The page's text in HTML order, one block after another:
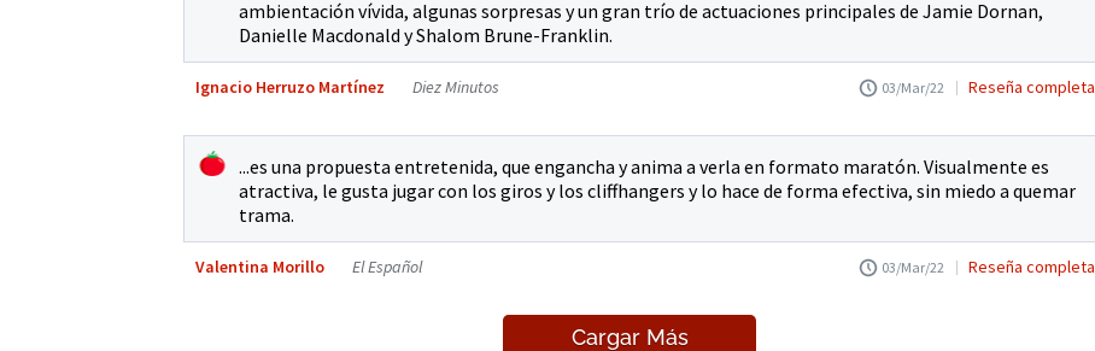
ambientación vívida, algunas sorpresas y un gran trío de actuaciones principales de Jamie Dornan,
Danielle Macdonald y Shalom Brune-Franklin.
Ignacio Herruzo Martínez Diez Minutos 03/Mar/22 Reseña completa
...es una propuesta entretenida, que engancha y anima a verla en formato maratón. Visualmente es
atractiva, le gusta jugar con los giros y los cliffhangers y lo hace de forma efectiva, sin miedo a quemar
trama.
Valentina Morillo El Español 03/Mar/22 Reseña completa
Cargar Más